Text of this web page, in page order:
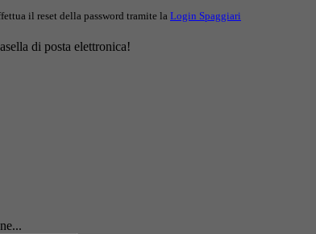
il reset della password tramite la Login Spaggiari
di posta elettronica!